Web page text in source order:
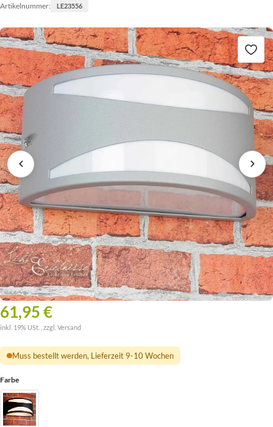
Artikelnummer: LE23556
61,95 €
inkl. 19% USt. , zzgl. Versand
Muss bestellt werden, Lieferzeit 9-10 Wochen
Farbe